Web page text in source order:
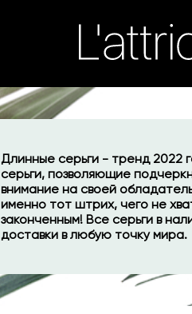
Длинные серьги - тренд 2022
серьги, позволяющие
внимание на своей
именно тот штрих, чего не
законченным! Все серьги в
доставки в любую точку мира.